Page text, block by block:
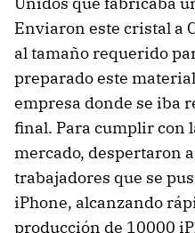
Enviaron este cristal a
al tamaño requerido
preparado este
empresa donde se iba
final. Para cumplir con
mercado, despertaron
trabajadores que se
iPhone, alcanzando
producción de 10000